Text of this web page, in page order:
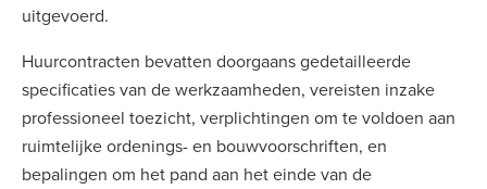
uitgevoerd.
Huurcontracten bevatten doorgaans gedetailleerde
specificaties van de werkzaamheden, vereisten inzake
professioneel toezicht, verplichtingen om te voldoen aan
ruimtelijke ordenings- en bouwvoorschriften, en
bepalingen om het pand aan het einde van de